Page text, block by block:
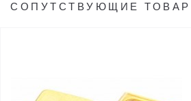
СОПУТСТВУЮЩИЕ